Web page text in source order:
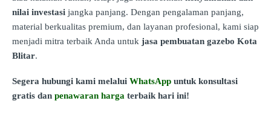
nilai investasi jangka panjang. Dengan pengalaman panjang,
material berkualitas premium, dan layanan profesional, kami siap
menjadi mitra terbaik Anda untuk jasa pembuatan gazebo Kota
Blitar.
Segera hubungi kami melalui WhatsApp untuk konsultasi
gratis dan penawaran harga terbaik hari ini!